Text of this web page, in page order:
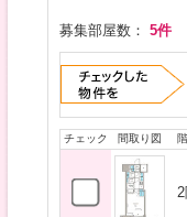
募集部屋数： 5件
チェック 間取り図